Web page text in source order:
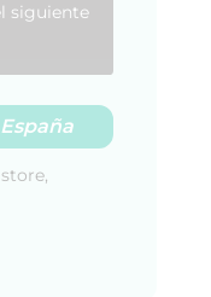
siguiente